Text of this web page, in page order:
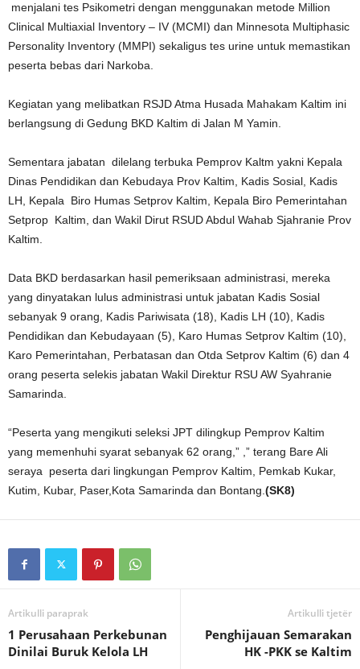
menjalani tes Psikometri dengan menggunakan metode Million
Clinical Multiaxial Inventory – IV (MCMI) dan Minnesota Multiphasic
Personality Inventory (MMPI) sekaligus tes urine untuk memastikan
peserta bebas dari Narkoba.
Kegiatan yang melibatkan RSJD Atma Husada Mahakam Kaltim ini
berlangsung di Gedung BKD Kaltim di Jalan M Yamin.
Sementara jabatan dilelang terbuka Pemprov Kaltm yakni Kepala
Dinas Pendidikan dan Kebudaya Prov Kaltim, Kadis Sosial, Kadis
LH, Kepala Biro Humas Setprov Kaltim, Kepala Biro Pemerintahan
Setprop Kaltim, dan Wakil Dirut RSUD Abdul Wahab Sjahranie Prov
Kaltim.
Data BKD berdasarkan hasil pemeriksaan administrasi, mereka
yang dinyatakan lulus administrasi untuk jabatan Kadis Sosial
sebanyak 9 orang, Kadis Pariwisata (18), Kadis LH (10), Kadis
Pendidikan dan Kebudayaan (5), Karo Humas Setprov Kaltim (10),
Karo Pemerintahan, Perbatasan dan Otda Setprov Kaltim (6) dan 4
orang peserta selekis jabatan Wakil Direktur RSU AW Syahranie
Samarinda.
“Peserta yang mengikuti seleksi JPT dilingkup Pemprov Kaltim
yang memenhuhi syarat sebanyak 62 orang,” ,” terang Bare Ali
seraya peserta dari lingkungan Pemprov Kaltim, Pemkab Kukar,
Kutim, Kubar, Paser,Kota Samarinda dan Bontang. (SK8)
Artikulli paraprak
1 Perusahaan Perkebunan
Dinilai Buruk Kelola LH
Artikulli tjetër
Penghijauan Semarakan
HK -PKK se Kaltim